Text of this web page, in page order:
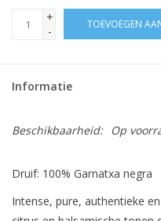
+
-
TOEVOEGEN
Informatie
Beschikbaarheid: Op
Druif: 100% Garnatxa negra
Intense, pure, authentieke